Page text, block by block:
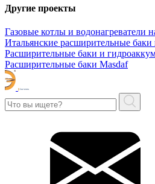
Другие проекты
Газовые котлы и водонагреватели
Итальянские расширительные баки
Расширительные баки и
Расширительные баки Masdaf